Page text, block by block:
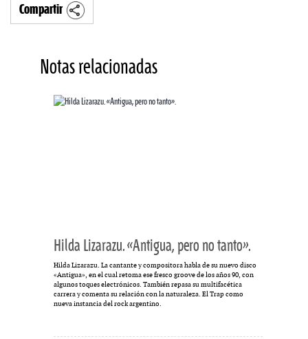
Compartir
Notas relacionadas
Hilda Lizarazu. «Antigua, pero no tanto».
Hilda Lizarazu. La cantante y compositora habla de su nuevo disco
«Antigua», en el cual retoma ese fresco groove de los años 90, con
algunos toques electrónicos. También repasa su multifacética
carrera y comenta su relación con la naturaleza. El Trap como
nueva instancia del rock argentino.